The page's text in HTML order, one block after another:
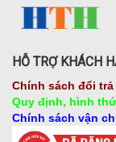
HỖ TRỢ KHÁCH
Chính sách đổi trả
Quy định, hình
Chính sách vận